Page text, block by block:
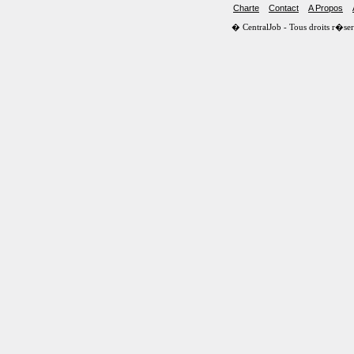
Charte Contact A Propos
� CentralJob - Tous droits